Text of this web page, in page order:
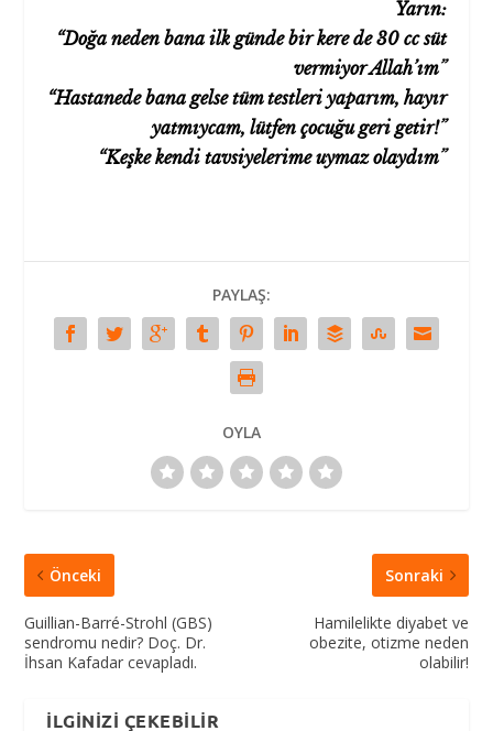
Yarın:
“Doğa neden bana ilk günde bir kere de 30 cc süt
vermiyor Allah’ım”
“Hastanede bana gelse tüm testleri yaparım, hayır
yatmıycam, lütfen çocuğu geri getir!”
“Keşke kendi tavsiyelerime uymaz olaydım”
PAYLAŞ:
OYLA
Önceki
Guillian-Barré-Strohl (GBS)
sendromu nedir? Doç. Dr.
İhsan Kafadar cevapladı.
Sonraki
Hamilelikte diyabet ve
obezite, otizme neden
olabilir!
İLGINIZI ÇEKEBILIR